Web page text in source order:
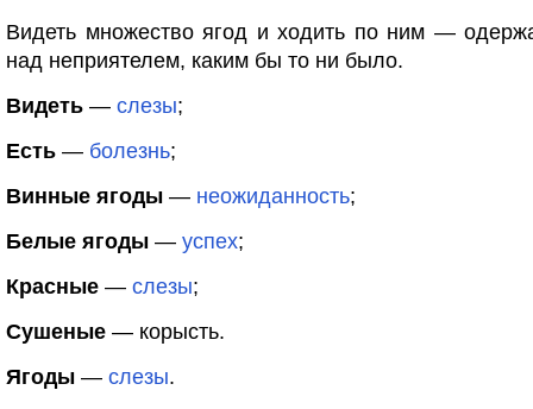
Видеть множество ягод и ходить по ним —
над неприятелем, каким бы то ни было.
Видеть — слезы;
Есть — болезнь;
Винные ягоды — неожиданность;
Белые ягоды — успех;
Красные — слезы;
Сушеные — корысть.
Ягоды — слезы.